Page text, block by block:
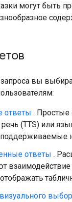
могут быть
вы
ответы . Простые
речь (TTS) или
поддерживаемые
ответы .
отображать